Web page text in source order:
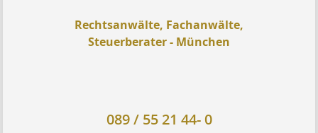
Rechtsanwälte, Fachanwälte,
Steuerberater - München
089 / 55 21 44- 0